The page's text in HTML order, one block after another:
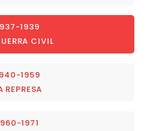
1939
CIVIL
1959
REPRESA
1971